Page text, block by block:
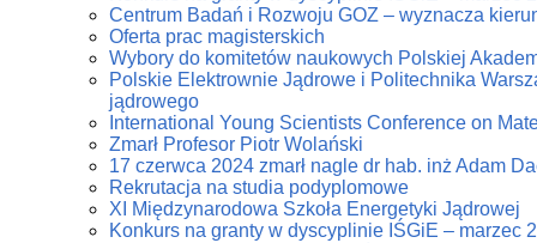
Centrum Badań i Rozwoju GOZ – wyznacza
Oferta prac magisterskich
Wybory do komitetów naukowych Polskiej
Polskie Elektrownie Jądrowe i Politechnika
jądrowego
International Young Scientists Conference on
Zmarł Profesor Piotr Wolański
17 czerwca 2024 zmarł nagle dr hab. inż Adam
Rekrutacja na studia podyplomowe
XI Międzynarodowa Szkoła Energetyki Jądrowej
Konkurs na granty w dyscyplinie IŚGiE – marzec